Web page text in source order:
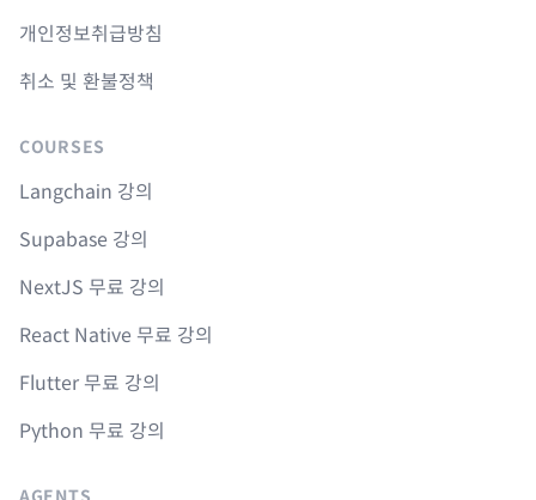
개인정보취급방침
취소 및 환불정책
COURSES
Langchain 강의
Supabase 강의
NextJS 무료 강의
React Native 무료 강의
Flutter 무료 강의
Python 무료 강의